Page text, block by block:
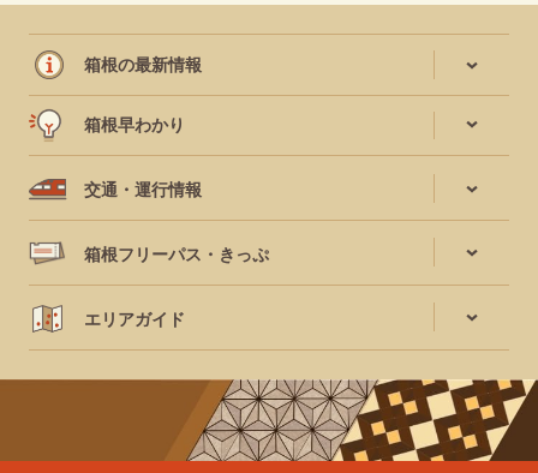
箱根の最新情報
箱根早わかり
交通・運行情報
箱根フリーパス・きっぷ
エリアガイド